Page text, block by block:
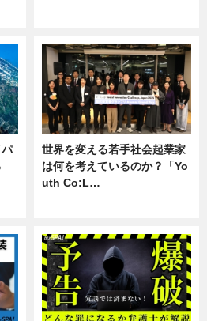
世界を変える若手社会起業家
は何を考えているのか？「Yo
uth Co:L…